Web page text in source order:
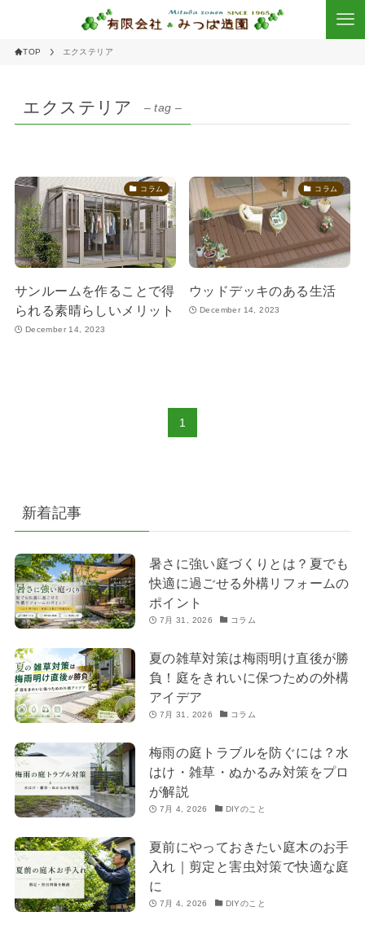
TOP エクステリア
エクステリア – tag –
コラム
サンルームを作ることで得
られる素晴らしいメリット
December 14, 2023
コラム
ウッドデッキのある生活
December 14, 2023
1
新着記事
暑さに強い庭づくりとは？夏でも
快適に過ごせる外構リフォームの
ポイント
7月 31, 2026 コラム
夏の雑草対策は梅雨明け直後が勝
負！庭をきれいに保つための外構
アイデア
7月 31, 2026 コラム
梅雨の庭トラブルを防ぐには？水
はけ・雑草・ぬかるみ対策をプロ
が解説
7月 4, 2026 DIYのこと
夏前にやっておきたい庭木のお手
入れ｜剪定と害虫対策で快適な庭
に
7月 4, 2026 DIYのこと